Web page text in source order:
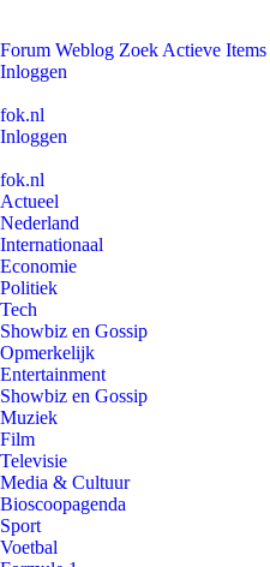
Forum Weblog Zoek Actieve Items
Inloggen
fok.nl
Inloggen
fok.nl
Actueel
Nederland
Internationaal
Economie
Politiek
Tech
Showbiz en Gossip
Opmerkelijk
Entertainment
Showbiz en Gossip
Muziek
Film
Televisie
Media & Cultuur
Bioscoopagenda
Sport
Voetbal